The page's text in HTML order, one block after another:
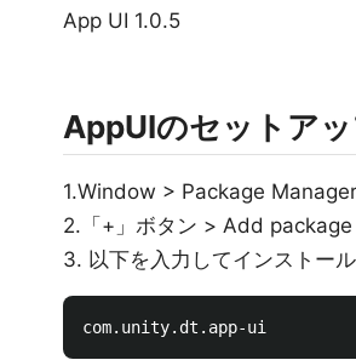
App UI 1.0.5
AppUIのセットア
1.Window > Package
2.「+」ボタン > Add
3. 以下を入力してインストール